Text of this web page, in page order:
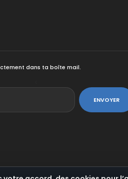
dans ta boîte mail.
ENVOYER